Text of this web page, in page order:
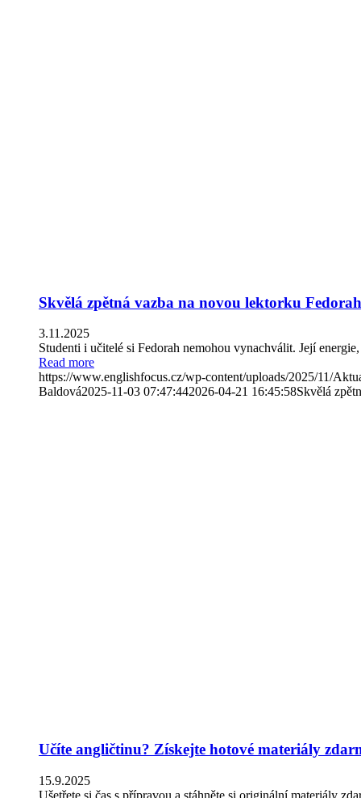
Skvělá zpětná vazba na novou lektorku
3.11.2025
Studenti i učitelé si Fedorah nemohou vynachválit. Její
Read more
https://www.englishfocus.cz/wp-content/uploads/2025/11/
Baldová2025-11-03 07:47:442026-04-21 16:45:58Skvělá
Učíte angličtinu? Získejte hotové materiály
15.9.2025
Ušetřete si čas s přípravou a stáhněte si originální materiály